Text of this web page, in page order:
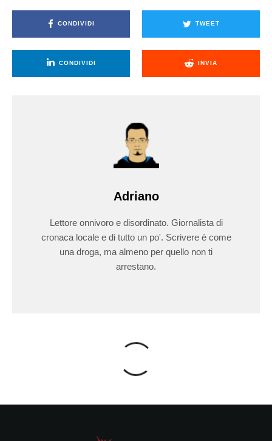
CONDIVIDI TWEET
CONDIVIDI INVIA
Adriano
Lettore onnivoro e disordinato. Giornalista di
cronaca locale e di tutto un po'. Scrivere è come
una droga, ma almeno per quello non ti
arrestano.